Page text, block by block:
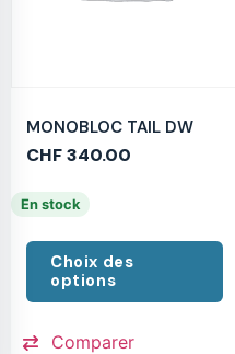
MONOBLOC TAIL DW
CHF340.00
En stock
Choix des
options
Comparer